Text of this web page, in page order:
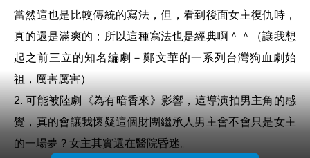
當然這也是比較傳統的寫法，但，看到後面女主復仇時，
真的還是滿爽的；所以這種寫法也是經典啊＾＾（讓我想
起之前三立的知名編劇－鄭文華的一系列台灣狗血劇始
祖，厲害厲害）
2. 可能被陸劇《為有暗香來》影響，這導演拍男主角的感
覺，真的會讓我懷疑這個財團繼承人男主會不會只是女主
的一場夢？女主其實還在醫院昏迷。